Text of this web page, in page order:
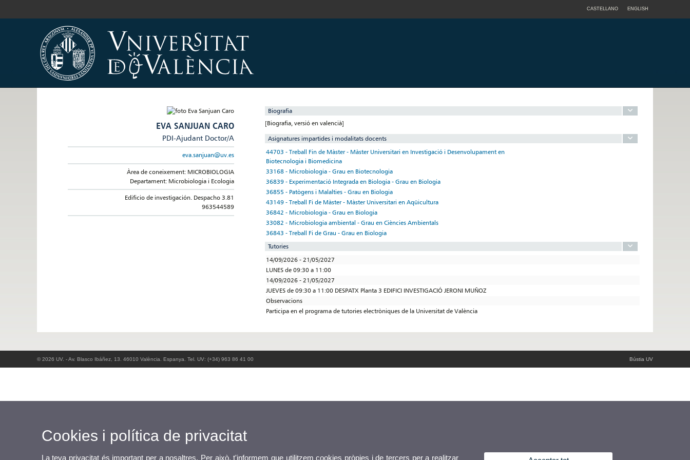
CASTELLANO ENGLISH
EVA SANJUAN CARO
PDI-Ajudant Doctor/A
eva.sanjuan@uv.es
Àrea de coneixement: MICROBIOLOGIA
Departament: Microbiologia i Ecologia
Edificio de investigación. Despacho 3.81
963544589
Biografia
[Biografia, versió en valencià]
Asignatures impartides i modalitats docents
44703 - Treball Fin de Màster - Màster Universitari en Investigació i Desenvolupament en
Biotecnologia i Biomedicina
33168 - Microbiologia - Grau en Biotecnologia
36839 - Experimentació Integrada en Biologia - Grau en Biologia
36855 - Patògens i Malalties - Grau en Biologia
43149 - Treball Fi de Màster - Màster Universitari en Aqüicultura
36842 - Microbiologia - Grau en Biologia
33082 - Microbiologia ambiental - Grau en Ciències Ambientals
36843 - Treball Fi de Grau - Grau en Biologia
Tutories
14/09/2026 - 21/05/2027
LUNES de 09:30 a 11:00
14/09/2026 - 21/05/2027
JUEVES de 09:30 a 11:00 DESPATX Planta 3 EDIFICI INVESTIGACIÓ JERONI MUÑOZ
Observacions
Participa en el programa de tutories electròniques de la Universitat de València
© 2026 UV. - Av. Blasco Ibáñez, 13. 46010 València. Espanya. Tel. UV: (+34) 963 86 41 00 Bústia UV
Cookies i política de privacitat
La teva privacitat és important per a nosaltres. Per això, t'informem que utilitzem cookies pròpies i de tercers per a realitzar